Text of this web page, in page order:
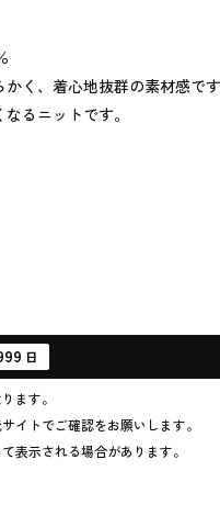
く、着心地抜群の素材感で
るニットです。
日
ます。
イトでご確認をお願いします。
表示される場合があります。